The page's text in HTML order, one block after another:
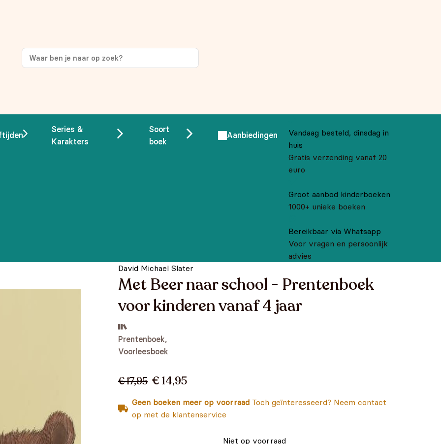
Series &
Karakters
Soort
boek
Aanbiedingen
Vandaag besteld, dinsdag in
huis
Gratis verzending vanaf 20
euro
Groot aanbod kinderboeken
1000+ unieke boeken
Bereikbaar via Whatsapp
Voor vragen en persoonlijk
advies
David Michael Slater
Met Beer naar school - Prentenboek
voor kinderen vanaf 4 jaar
Prentenboek,
Voorleesboek
€ 17,95 € 14,95
Geen boeken meer op voorraad Toch geïnteresseerd? Neem contact
op met de klantenservice
Niet op voorraad
op je eerste aankoop!